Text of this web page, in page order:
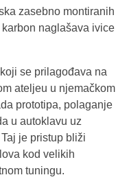
zasebno montiranih
naglašava ivice
se prilagođava na
ateljeu u njemačkom
prototipa, polaganje
u autoklavu uz
je pristup bliži
kod velikih
tuningu.